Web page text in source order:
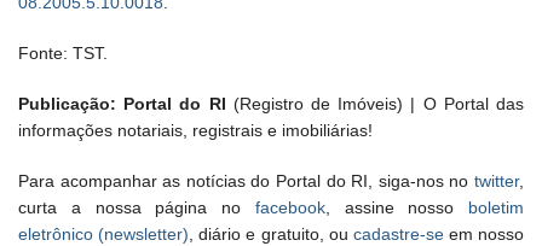
Fonte: TST.
Publicação: Portal do RI (Registro de Imóveis) | O Portal das
informações notariais, registrais e imobiliárias!
Para acompanhar as notícias do Portal do RI, siga-nos no twitter,
curta a nossa página no facebook, assine nosso boletim
eletrônico (newsletter) , diário e gratuito, ou cadastre-seem nosso